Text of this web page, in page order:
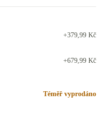
+379,99 Kč
+679,99 Kč
Téměř vyprodáno